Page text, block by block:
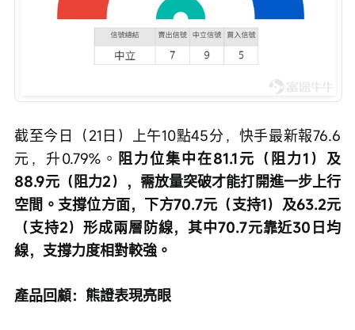
截至今日（21日）上午10點45分，快手最新報76.6
元，升0.79%。 阻力位集中在81.1元（阻力1）及
88.9元（阻力2），需放量突破才能打開進一步上行
空間。支撐位方面，下方70.7元（支持1）及63.2元
（支持2）形成兩層防線，其中70.7元靠近30日均
線，支撐力度相對較強。
產品回顧：熊證表現亮眼